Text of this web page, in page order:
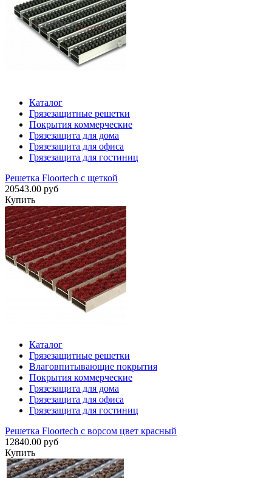
Каталог
Грязезащитные решетки
Покрытия коммерческие
Грязезащита для дома
Грязезащита для офиса
Грязезащита для гостиниц
Решетка Floortech с щеткой
20543.00 руб
Купить
Каталог
Грязезащитные решетки
Влаговпитывающие покрытия
Покрытия коммерческие
Грязезащита для дома
Грязезащита для офиса
Грязезащита для гостиниц
Решетка Floortech с ворсом цвет красный
12840.00 руб
Купить